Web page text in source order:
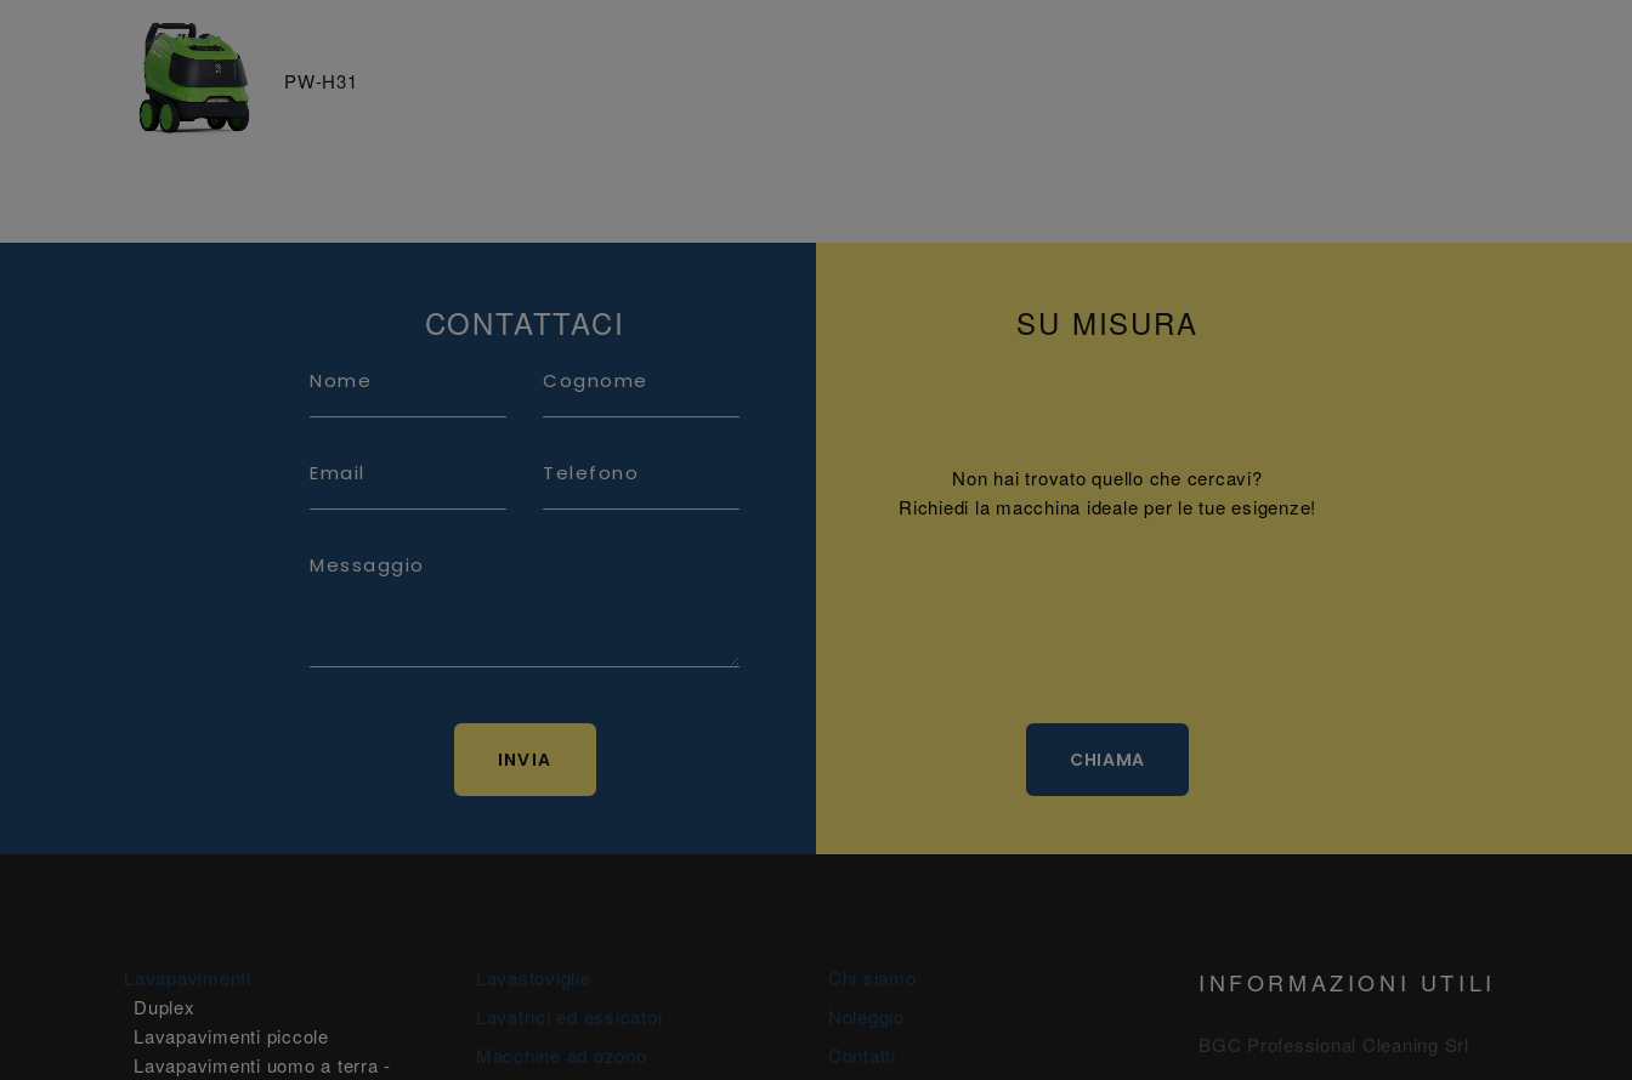
PW-H31
CONTATTACI
Nome Cognome
Email Telefono
Messaggio
INVIA
SU MISURA
Non hai trovato quello che cercavi?
Richiedi la macchina ideale per le tue esigenze!
CHIAMA
Lavapavimenti
Duplex
Lavapavimenti piccole
Lavapavimenti uomo a terra -
Lavastoviglie
Lavatrici ed essicatoi
Macchine ad ozono
Chi siamo
Noleggio
Contatti
INFORMAZIONI UTILI
BGC Professional Cleaning Srl